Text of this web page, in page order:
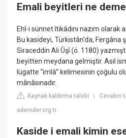
Emali beyitleri ne
Ehl-i sünnet îtikâdını nazım olarak
Bu kasideyi, Türkistân'da, Fergâna
Siraceddin Ali Ûşî (ö. 1180)
beyitten meydana gelmiştir. Asıl
lügatte “imlâ” kelimesinin çoğulu
mânâsınadır.
Kaynak kaldırma talebi |Cevabın
ademder.org.tr
Kaside i emali kimin